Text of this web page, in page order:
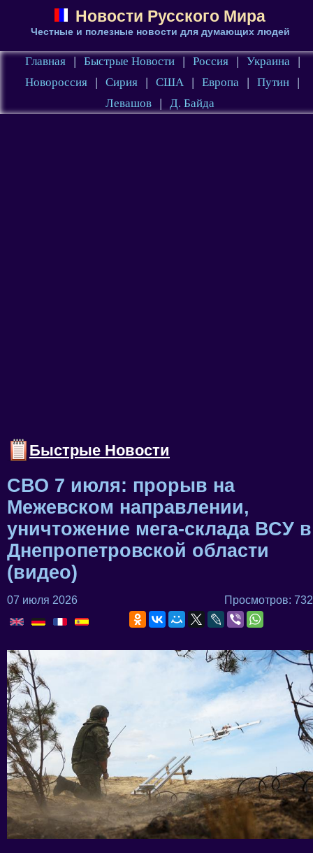
Новости Русского Мира
Честные и полезные новости для думающих людей
Главная | Быстрые Новости | Россия | Украина
|
Новороссия
| Сирия | США | Европа | Путин
|
Левашов
| Д. Байда
Быстрые Новости
СВО 7 июля: прорыв на
Межевском направлении,
уничтожение мега-склада ВСУ в
Днепропетровской области
(видео)
07 июля 2026 Просмотров: 732